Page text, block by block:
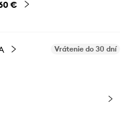
€
Vrátenie do 30 dní